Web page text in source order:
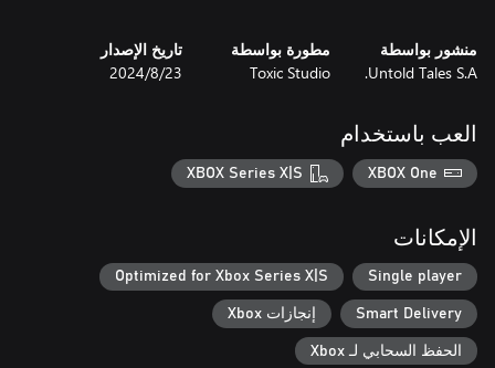
المناسب من الجنود ومكافآت سلسلة القتل، والاستفادة من تآزر
إن البيئات القابلة للتدمير والأغطية وتأثير "راغدول" وبعض العناصر
الدموية كلها تجعل ساحة المعركة في اللعبة مثلما في الواقع.
منشور بواسطة
Untold Tales S.A.
مطورة بواسطة
Toxic Studio
تاريخ الإصدار
23‏/8‏/2024
العب باستخدام
XBOX One
XBOX Series X|S
الإمكانات
Single player
Optimized for Xbox Series X|S
Smart Delivery إنجازات Xbox
الحفظ السحابي لـ Xbox